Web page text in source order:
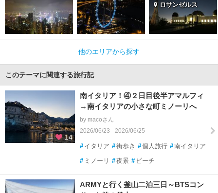
ロサンゼルス
他のエリアから探す
このテーマに関連する旅行記
14
南イタリア！④２日目後半アマルフィ
→南イタリアの小さな町ミノーリへ
by macoさん
2026/06/23 - 2026/06/25
# イタリア #街歩き #個人旅行 #南イタリア
# ミノーリ #夜景 # ビーチ
ARMYと行く釜山二泊三日～BTSコン